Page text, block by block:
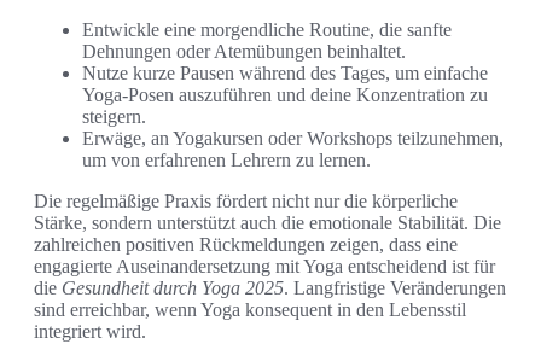
Entwickle eine morgendliche Routine, die sanfte
Dehnungen oder Atemübungen beinhaltet.
Nutze kurze Pausen während des Tages, um einfache
Yoga-Posen auszuführen und deine Konzentration zu
steigern.
Erwäge, an Yogakursen oder Workshops teilzunehmen,
um von erfahrenen Lehrern zu lernen.
Die regelmäßige Praxis fördert nicht nur die körperliche
Stärke, sondern unterstützt auch die emotionale Stabilität. Die
zahlreichen positiven Rückmeldungen zeigen, dass eine
engagierte Auseinandersetzung mit Yoga entscheidend ist für
die Gesundheit durch Yoga 2025. Langfristige Veränderungen
sind erreichbar, wenn Yoga konsequent in den Lebensstil
integriert wird.